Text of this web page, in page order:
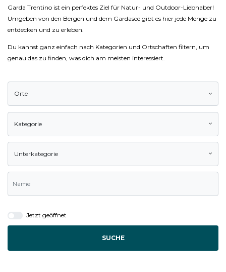
Garda Trentino ist ein perfektes Ziel für Natur- und Outdoor-Liebhaber!
Umgeben von den Bergen und dem Gardasee gibt es hier jede Menge zu
entdecken und zu erleben.
Du kannst ganz einfach nach Kategorien und Ortschaften filtern, um
genau das zu finden, was dich am meisten interessiert.
Orte
Kategorie
Unterkategorie
Jetzt geöffnet
SUCHE